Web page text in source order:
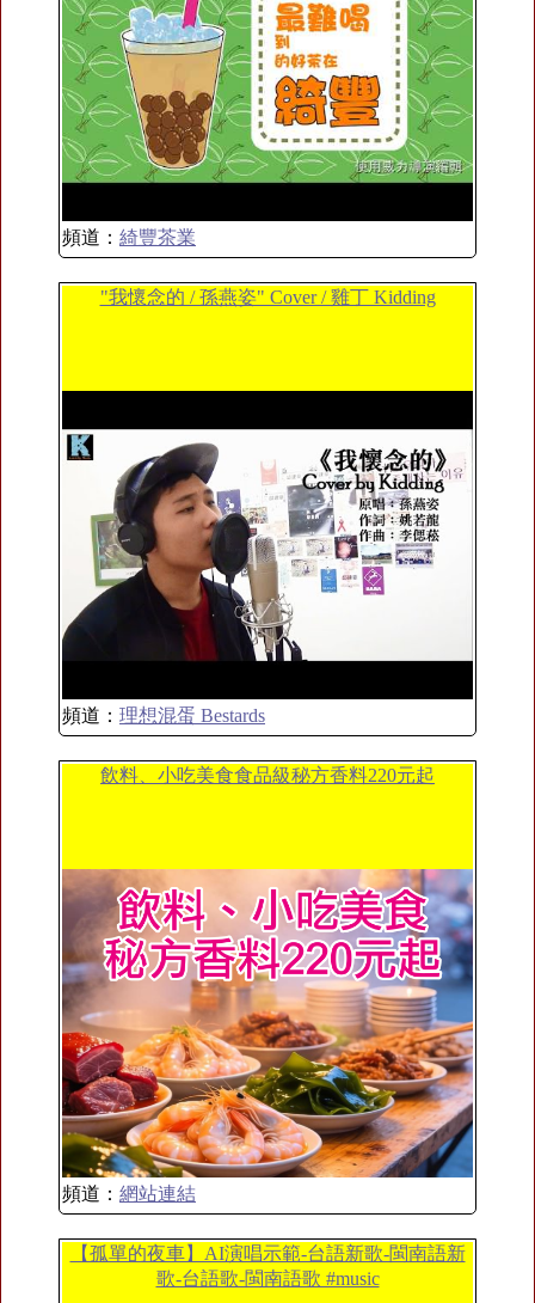
頻道： 綺豐茶業
"我懷念的 / 孫燕姿" Cover / 雞丁 Kidding
頻道： 理想混蛋 Bestards
飲料、小吃美食食品級秘方香料220元起
頻道： 網站連結
【孤單的夜車】AI演唱示範-台語新歌-閩南語新
歌-台語歌-閩南語歌 #music